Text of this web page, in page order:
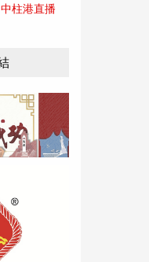
柱港直播